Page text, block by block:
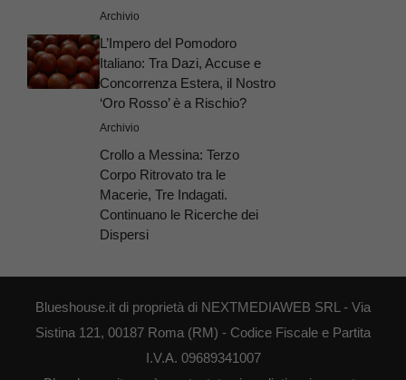
Archivio
L’Impero del Pomodoro
Italiano: Tra Dazi, Accuse e
Concorrenza Estera, il Nostro
‘Oro Rosso’ è a Rischio?
Archivio
Crollo a Messina: Terzo
Corpo Ritrovato tra le
Macerie, Tre Indagati.
Continuano le Ricerche dei
Dispersi
Blueshouse.it di proprietà di NEXTMEDIAWEB SRL - Via
Sistina 121, 00187 Roma (RM) - Codice Fiscale e Partita
I.V.A. 09689341007